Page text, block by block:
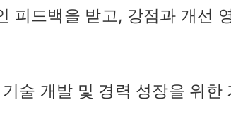
피드백을 받고, 강점과 개선
술 개발 및 경력 성장을 위한